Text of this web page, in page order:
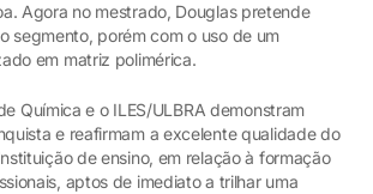
Agora no mestrado, Douglas pretende
segmento, porém com o uso de um
em matriz polimérica.
e o ILES/ULBRA demonstram
e reafirmam a excelente qualidade do
de ensino, em relação à formação
aptos de imediato a trilhar uma